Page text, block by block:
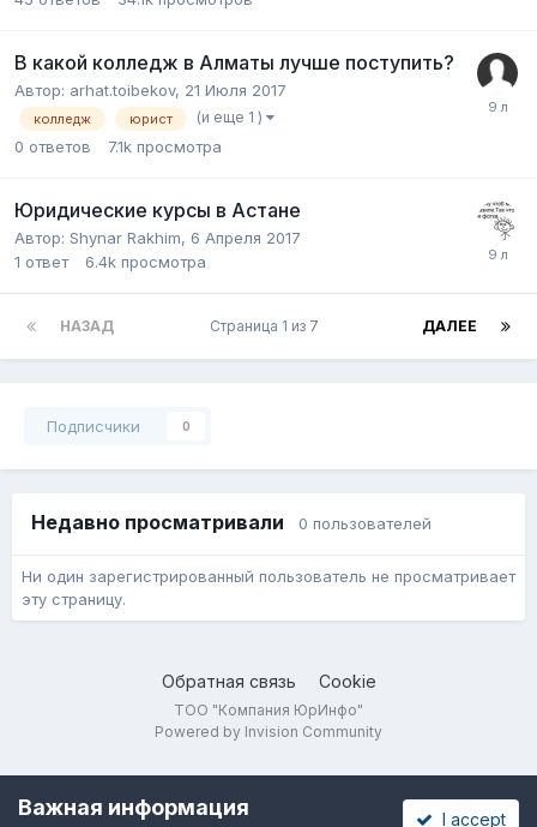
В какой колледж в Алматы лучше поступить?
Автор: arhat.toibekov, 21 Июля 2017
колледж юрист (и еще 1 )
0 ответов 7.1k просмотра
Юридические курсы в Астане
Автор: Shynar Rakhim, 6 Апреля 2017
1 ответ 6.4k просмотра
НАЗАД ДАЛЕЕ
Страница 1 из 7
Подписчики 0
Недавно просматривали 0 пользователей
Ни один зарегистрированный пользователь не просматривает
эту страницу.
Обратная связь Cookie
ТОО "Компания ЮрИнфо"
Powered by Invision Community
Важная информация I accept